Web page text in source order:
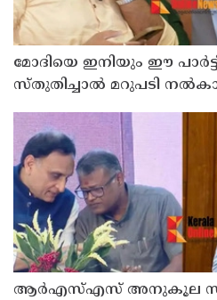
മോദിയെ ഇനിയും ഈ
സ്തുതിച്ചാല്‍ മറുപടി
തരൂരിനെതിരെ യൂത്ത്
ആര്‍എസ്എസ് അനുകൂല